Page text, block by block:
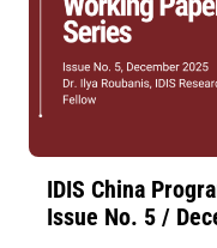
IDIS China
Issue No. 5 /